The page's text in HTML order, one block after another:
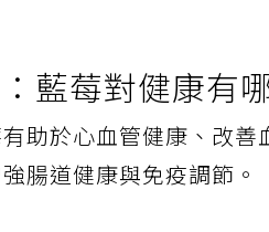
藍莓對健康有
助於心血管健康、改
腸道健康與免疫調節。